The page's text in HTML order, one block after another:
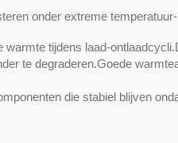
onder extreme
warmte tijdens laad-
te degraderen.Goede
die stabiel blijven